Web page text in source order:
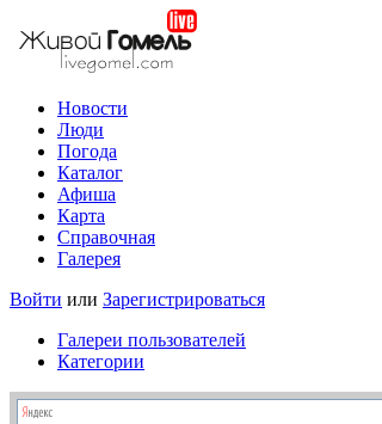
Новости
Люди
Погода
Каталог
Афиша
Карта
Справочная
Галерея
Войти или Зарегистрироваться
Галереи пользователей
Категории